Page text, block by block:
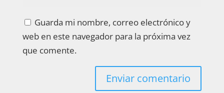
Guarda mi nombre, correo electrónico y
web en este navegador para la próxima vez
que comente.